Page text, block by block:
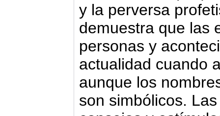
y la perversa
demuestra que las
personas y
actualidad cuando
aunque los
son simbólicos.